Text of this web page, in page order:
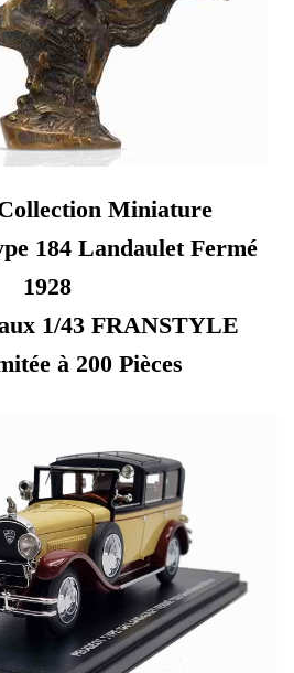
Miniature
184 Landaulet Fermé
1928
1/43 FRANSTYLE
à 200 Pièces